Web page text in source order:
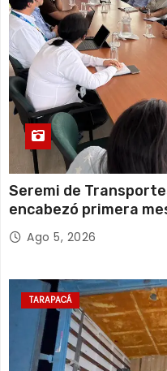
Seremi de
encabezó primera
retiro de cables en
Ago 5, 2026
TARAPACÁ